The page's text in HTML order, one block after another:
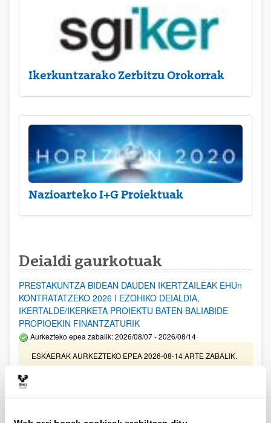
Ikerkuntzarako Zerbitzu Orokorrak
Nazioarteko I+G Proiektuak
Deialdi gaurkotuak
PRESTAKUNTZA BIDEAN DAUDEN IKERTZAILEAK EHUn
KONTRATATZEKO 2026 I EZOHIKO DEIALDIA,
IKERTALDE/IKERKETA PROIEKTU BATEN BALIABIDE
PROPIOEKIN FINANTZATURIK
Aurkezteko epea zabalik: 2026/08/07 - 2026/08/14
ESKAERAK AURKEZTEKO EPEA 2026-08-14 ARTE ZABALIK.
UPV/EHUn Azpiegitura Zientifikoa eta Funts Bibliografikoak
erosi eta berritzeko laguntzak 2026